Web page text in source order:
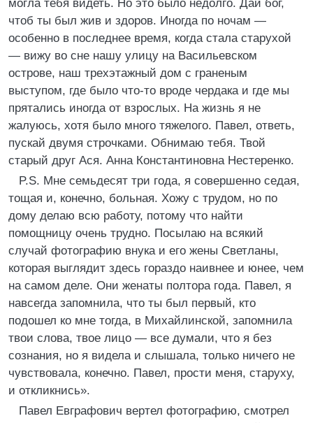
могла тебя видеть. Но это было недолго. Дай бог,
чтоб ты был жив и здоров. Иногда по ночам —
особенно в последнее время, когда стала старухой
— вижу во сне нашу улицу на Васильевском
острове, наш трехэтажный дом с граненым
выступом, где было что-то вроде чердака и где мы
прятались иногда от взрослых. На жизнь я не
жалуюсь, хотя было много тяжелого. Павел, ответь,
пускай двумя строчками. Обнимаю тебя. Твой
старый друг Ася. Анна Константиновна Нестеренко.
P.S. Мне семьдесят три года, я совершенно седая,
тощая и, конечно, больная. Хожу с трудом, но по
дому делаю всю работу, потому что найти
помощницу очень трудно. Посылаю на всякий
случай фотографию внука и его жены Светланы,
которая выглядит здесь гораздо наивнее и юнее, чем
на самом деле. Они женаты полтора года. Павел, я
навсегда запомнила, что ты был первый, кто
подошел ко мне тогда, в Михайлинской, запомнила
твои слова, твое лицо — все думали, что я без
сознания, но я видела и слышала, только ничего не
чувствовала, конечно. Павел, прости меня, старуху,
и откликнись».
Павел Евграфович вертел фотографию, смотрел